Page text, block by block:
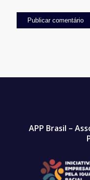
APP Brasil –